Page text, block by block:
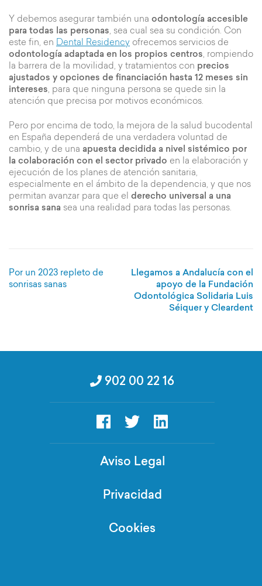
Y debemos asegurar también una odontología accesible
para todas las personas, sea cual sea su condición. Con
este fin, en Dental Residency ofrecemos servicios de
odontología adaptada en los propios centros, rompiendo
la barrera de la movilidad, y tratamientos con precios
ajustados y opciones de financiación hasta 12 meses sin
intereses, para que ninguna persona se quede sin la
atención que precisa por motivos económicos.
Pero por encima de todo, la mejora de la salud bucodental
en España dependerá de una verdadera voluntad de
cambio, y de una apuesta decidida a nivel sistémico por
la colaboración con el sector privado en la elaboración y
ejecución de los planes de atención sanitaria,
especialmente en el ámbito de la dependencia, y que nos
permitan avanzar para que el derecho universal a una
sonrisa sana sea una realidad para todas las personas.
Navegación
de
Por un 2023 repleto de
sonrisas sanas
Llegamos a Andalucía con el
apoyo de la Fundación
Odontológica Solidaria Luis
Séiquer y Cleardent
902 00 22 16
Aviso Legal
Privacidad
Cookies